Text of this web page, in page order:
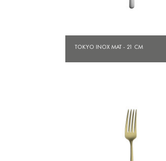
Aperçu rapide
TOKYO INOX MAT - 21 CM